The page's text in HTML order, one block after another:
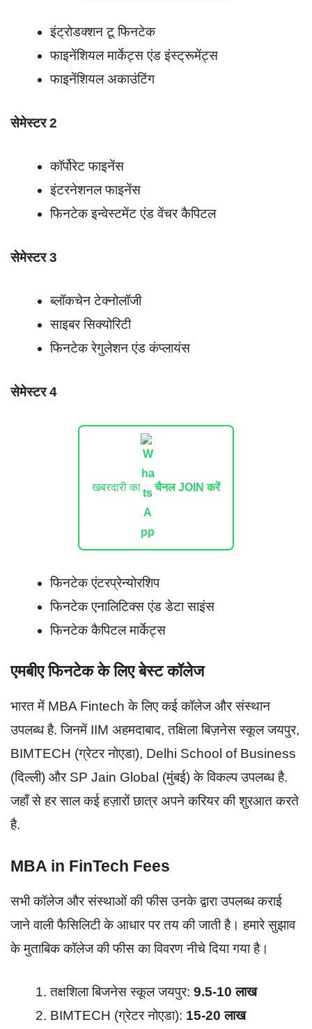
इंट्रोडक्शन टू फिनटेक
फाइनेंशियल मार्केट्स एंड इंस्ट्रूमेंट्स
फाइनेंशियल अकाउंटिंग
सेमेस्टर 2
कॉर्पोरेट फाइनेंस
इंटरनेशनल फाइनेंस
फिनटेक इन्वेस्टमेंट एंड वेंचर कैपिटल
सेमेस्टर 3
ब्लॉकचेन टेक्नोलॉजी
साइबर सिक्योरिटी
फिनटेक रेगुलेशन एंड कंप्लायंस
सेमेस्टर 4
खबरदारी का चैनल JOIN करें
फिनटेक एंटरप्रेन्योरशिप
फिनटेक एनालिटिक्स एंड डेटा साइंस
फिनटेक कैपिटल मार्केट्स
एमबीए फिनटेक के लिए बेस्ट कॉलेज
भारत में MBA Fintech के लिए कई कॉलेज और संस्थान
उपलब्ध है. जिनमें IIM अहमदाबाद, तक्षिला बिज़नेस स्कूल जयपुर,
BIMTECH (ग्रेटर नोएडा), Delhi School of Business
(दिल्ली) और SP Jain Global (मुंबई) के विकल्प उपलब्ध है.
जहाँ से हर साल कई हज़ारों छात्र अपने करियर की शुरआत करते
है.
MBA in FinTech Fees
सभी कॉलेज और संस्थाओं की फीस उनके द्वारा उपलब्ध कराई
जाने वाली फैसिलिटी के आधार पर तय की जाती है। हमारे सुझाव
के मुताबिक कॉलेज की फीस का विवरण नीचे दिया गया है।
तक्षशिला बिजनेस स्कूल जयपुर: 9.5-10 लाख
BIMTECH (ग्रेटर नोएडा): 15-20 लाख